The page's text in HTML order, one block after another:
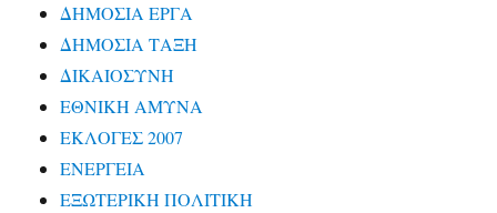
ΔΗΜΟΣΙΑ ΕΡΓΑ
ΔΗΜΟΣΙΑ ΤΑΞΗ
ΔΙΚΑΙΟΣΥΝΗ
ΕΘΝΙΚΗ ΑΜΥΝΑ
ΕΚΛΟΓΕΣ 2007
ΕΝΕΡΓΕΙΑ
ΕΞΩΤΕΡΙΚΗ ΠΟΛΙΤΙΚΗ